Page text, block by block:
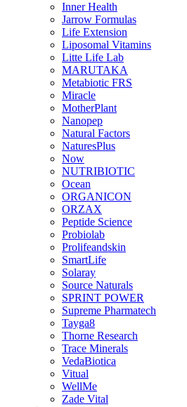
Inner Health
Jarrow Formulas
Life Extension
Liposomal Vitamins
Litte Life Lab
MARUTAKA
Metabiotic FRS
Miracle
MotherPlant
Nanopep
Natural Factors
NaturesPlus
Now
NUTRIBIOTIC
Ocean
ORGANICON
ORZAX
Peptide Science
Probiolab
Prolifeandskin
SmartLife
Solaray
Source Naturals
SPRINT POWER
Supreme Pharmatech
Tayga8
Thorne Research
Trace Minerals
VedaBiotica
Vitual
WellMe
Zade Vital